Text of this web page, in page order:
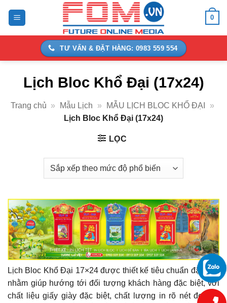
0
TƯ VẤN & ĐẶT HÀNG: 0983 559 554
Lịch Bloc Khổ Đại (17x24)
Trang chủ » Mẫu Lịch » MẪU LỊCH BLOC KHỔ ĐẠI
»
Lịch Bloc Khổ Đại (17x24)
LỌC
Lịch Bloc Khổ Đại 17×24 được thiết kế tiêu chuẩn đặc biệt
nhằm giúp hướng tới đối tượng khách hàng đặc biệt, với
chất liệu giấy giày đặc biệt, chất lượng in rõ nét đẹp. In